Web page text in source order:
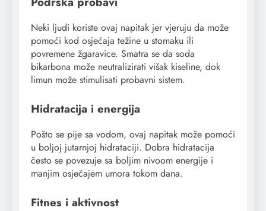
Neki ljudi koriste ovaj napitak jer vjeruju da može
pomoći kod osjećaja težine u stomaku ili
povremene žgaravice. Smatra se da soda
bikarbona može neutralizirati višak kiseline, dok
limun može stimulisati probavni sistem.
Hidratacija i energija
Pošto se pije sa vodom, ovaj napitak može pomoći
u boljoj jutarnjoj hidrataciji. Dobra hidratacija
često se povezuje sa boljim nivoom energije i
manjim osjećajem umora tokom dana.
Fitnes i aktivnost